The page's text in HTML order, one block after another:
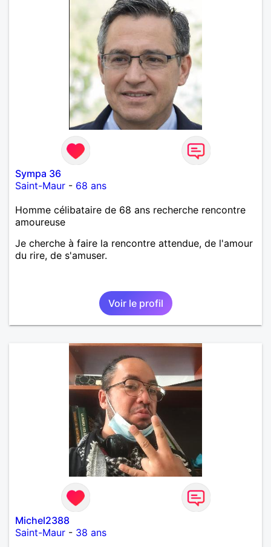
Sympa 36
Saint-Maur - 68 ans
Homme célibataire de 68 ans recherche rencontre
amoureuse
Je cherche à faire la rencontre attendue, de l'amour
du rire, de s'amuser.
Voir le profil
Michel2388
Saint-Maur - 38 ans